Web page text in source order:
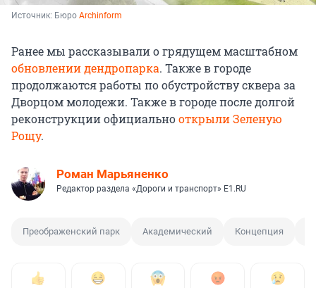
Источник: Бюро Archinform
Ранее мы рассказывали о грядущем масштабном
обновлении дендропарка. Также в городе
продолжаются работы по обустройству сквера за
Дворцом молодежи. Также в городе после долгой
реконструкции официальнооткрыли Зеленую
Рощу.
Роман Марьяненко
Редактор раздела «Дороги и транспорт» E1.RU
Преображенский парк Академический Концепция